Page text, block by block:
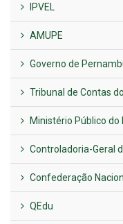
IPVEL
AMUPE
Governo de
Tribunal de Contas
Ministério Público do
Controladoria-Geral
Confederação
QEdu